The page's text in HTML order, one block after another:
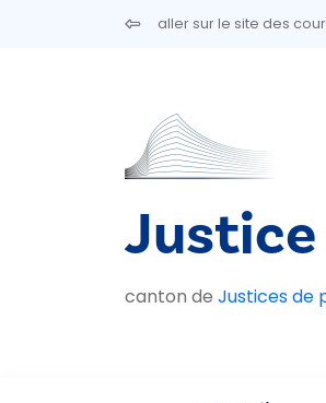
Aller au contenu principalaller sur le site des
canton de Justices de